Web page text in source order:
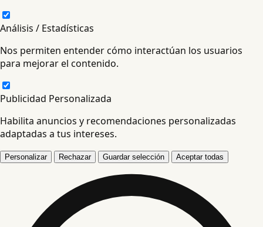
Análisis / Estadísticas
Nos permiten entender cómo interactúan los usuarios
para mejorar el contenido.
Publicidad Personalizada
Habilita anuncios y recomendaciones personalizadas
adaptadas a tus intereses.
Personalizar Rechazar Guardar selección Aceptar todas